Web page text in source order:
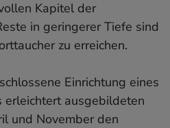
Kapitel der
in geringerer Tiefe sind
zu erreichen.
Einrichtung eines
erleichtert ausgebildeten
und November den